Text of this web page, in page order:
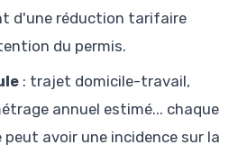
d'une réduction tarifaire
du permis.
: trajet domicile-travail,
annuel estimé... chaque
avoir une incidence sur la